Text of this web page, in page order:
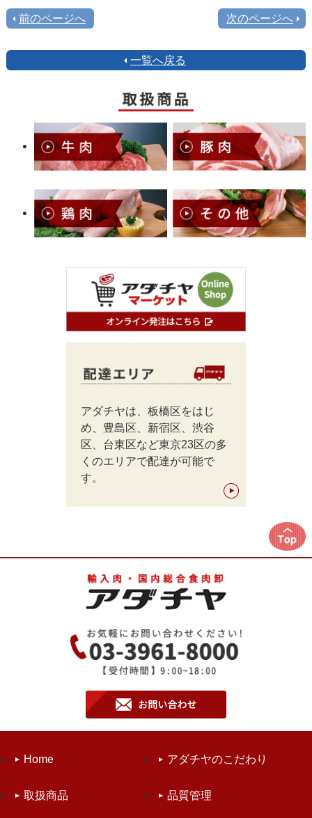
前のページへ 次のページへ
一覧へ戻る
アダチヤは、板橋区をはじ
め、豊島区、新宿区、渋谷
区、台東区など東京23区の多
くのエリアで配達が可能で
す。
Home アダチヤのこだわり
取扱商品 品質管理